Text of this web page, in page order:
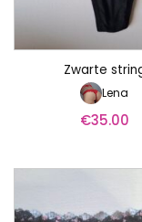
Zwarte
Lena
€35.00